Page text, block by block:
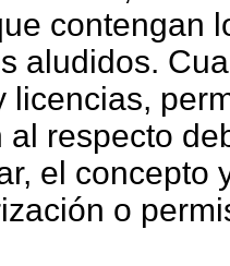
contengan
aludidos.
licencias,
al respecto
el concepto
o